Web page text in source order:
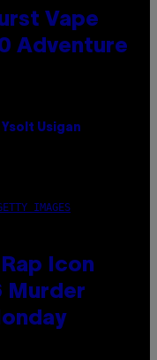
Vape
Adventure
Ysolt Usigan
IMAGES
Icon
Murder